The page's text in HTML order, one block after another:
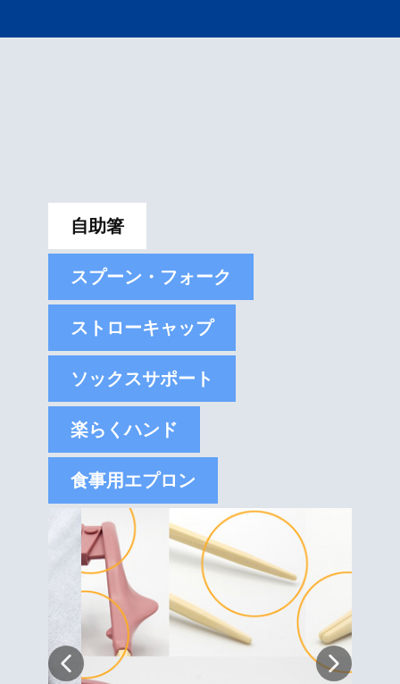
自助箸
スプーン・フォーク
ストローキャップ
ソックスサポート
楽らくハンド
食事用エプロン